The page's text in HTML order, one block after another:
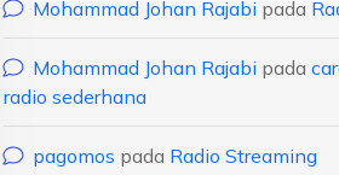
Mohammad Johan Rajabi pada
Mohammad Johan Rajabi pada
radio sederhana
pagomos pada Radio Streaming